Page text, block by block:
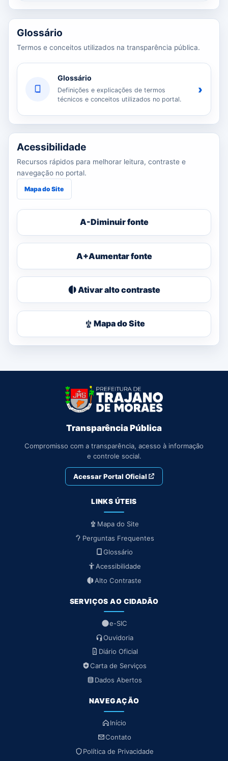
Glossário
Termos e conceitos utilizados na transparência pública.
Glossário
Definições e explicações de termos
técnicos e conceitos utilizados no portal.
›
Acessibilidade
Recursos rápidos para melhorar leitura, contraste e
navegação no portal.
Mapa do Site
A-Diminuir fonte
A+Aumentar fonte
Ativar alto contraste
Mapa do Site
Transparência Pública
Compromisso com a transparência, acesso à informação
e controle social.
Acessar Portal Oficial
LINKS ÚTEIS
Mapa do Site
Perguntas Frequentes
Glossário
Acessibilidade
Alto Contraste
SERVIÇOS AO CIDADÃO
e-SIC
Ouvidoria
Diário Oficial
Carta de Serviços
Dados Abertos
NAVEGAÇÃO
Início
Contato
Política de Privacidade